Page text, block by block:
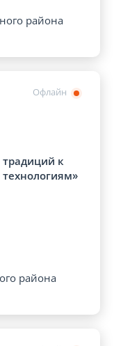
района
Офлайн
к
района